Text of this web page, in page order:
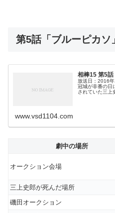
第5話「ブルーピカソ」
相棒15 第5話
放送日：2016
冠城が非番の日
されていた三上
www.vsd1104.com
劇中の場所
オークション会場
三上史郎が死んだ場所
磯田オークション